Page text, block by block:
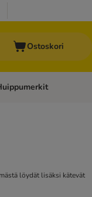
Ostoskori
kategoriavalikko:
löydät lisäksi kätevät